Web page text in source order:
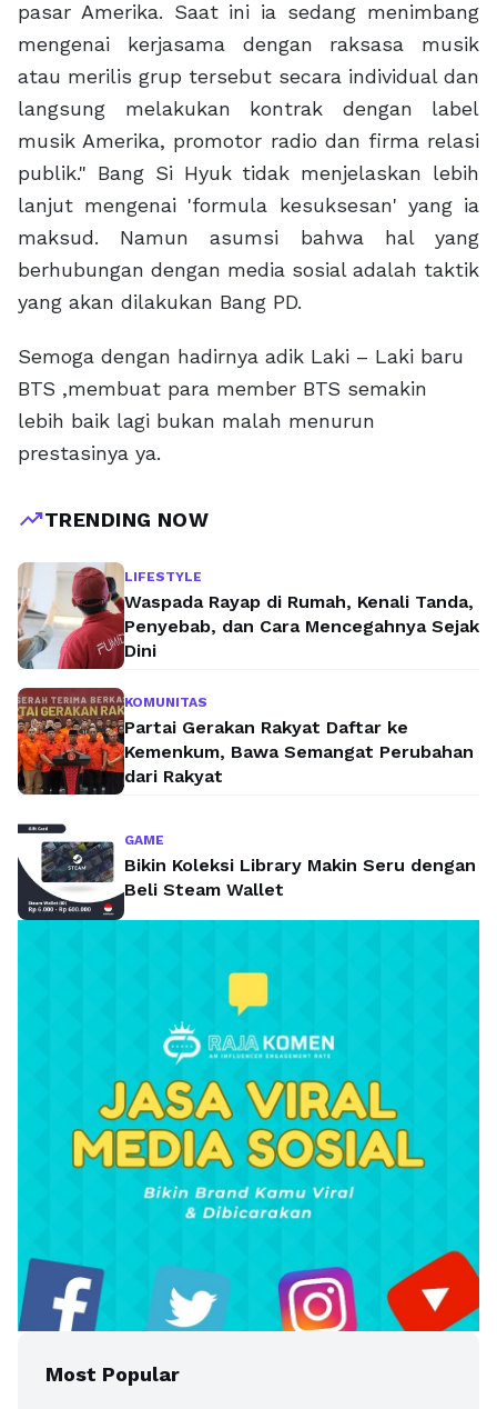
pasar Amerika. Saat ini ia sedang menimbang
mengenai kerjasama dengan raksasa musik
atau merilis grup tersebut secara individual dan
langsung melakukan kontrak dengan label
musik Amerika, promotor radio dan firma relasi
publik." Bang Si Hyuk tidak menjelaskan lebih
lanjut mengenai 'formula kesuksesan' yang ia
maksud. Namun asumsi bahwa hal yang
berhubungan dengan media sosial adalah taktik
yang akan dilakukan Bang PD.
Semoga dengan hadirnya adik Laki – Laki baru
BTS ,membuat para member BTS semakin
lebih baik lagi bukan malah menurun
prestasinya ya.
trending_upTRENDING NOW
LIFESTYLE
Waspada Rayap di Rumah, Kenali Tanda,
Penyebab, dan Cara Mencegahnya Sejak
Dini
KOMUNITAS
Partai Gerakan Rakyat Daftar ke
Kemenkum, Bawa Semangat Perubahan
dari Rakyat
GAME
Bikin Koleksi Library Makin Seru dengan
Beli Steam Wallet
Most Popular